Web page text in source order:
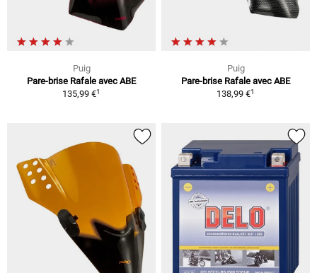
Puig
Pare-brise Rafale avec ABE
135,99 €1
Puig
Pare-brise Rafale avec ABE
138,99 €1